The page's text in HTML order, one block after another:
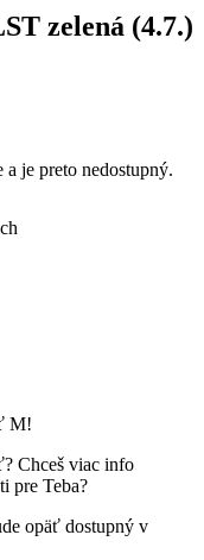
zelená (4.7.)
je preto nedostupný.
M!
Chceš viac info
pre Teba?
opäť dostupný v